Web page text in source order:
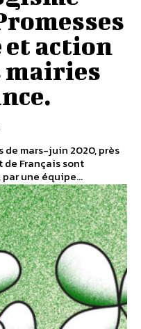
et action
mairies
mars-juin 2020, près
de Français sont
une équipe...